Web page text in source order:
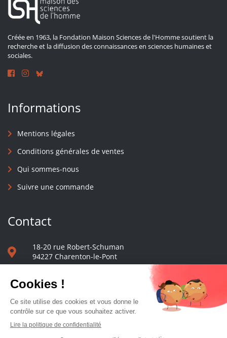
Créée en 1963, la Fondation Maison Sciences de l'Homme soutient la
recherche et la diffusion des connaissances en sciences humaines et
sociales.
Informations
Mentions légales
Conditions générales de ventes
Qui sommes-nous
Suivre une commande
Contact
18-20 rue Robert-Schuman
94227 Charenton-le-Pont